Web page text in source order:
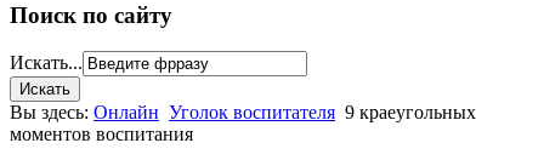
Поиск по сайту
Искать...
Вы здесь: Онлайн Уголок воспитателя 9 краеугольных
моментов воспитания